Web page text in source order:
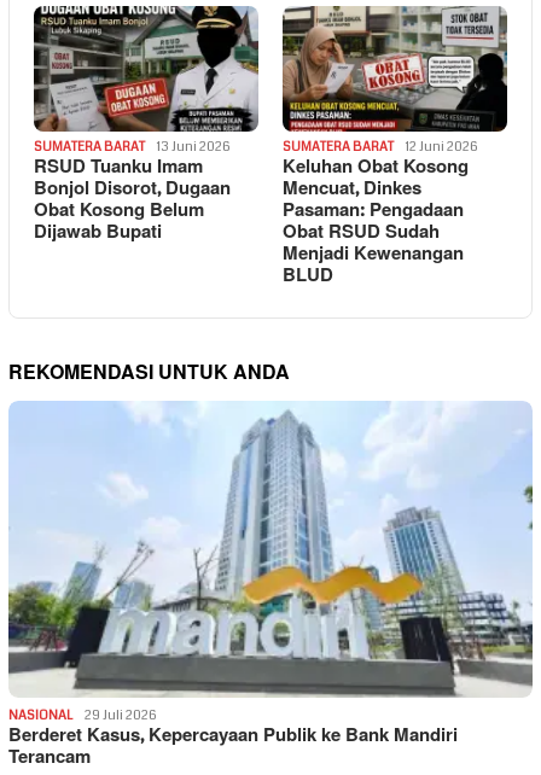
SUMATERA BARAT 13 Juni 2026
RSUD Tuanku Imam
Bonjol Disorot, Dugaan
Obat Kosong Belum
Dijawab Bupati
SUMATERA BARAT 12 Juni 2026
Keluhan Obat Kosong
Mencuat, Dinkes
Pasaman: Pengadaan
Obat RSUD Sudah
Menjadi Kewenangan
BLUD
REKOMENDASI UNTUK ANDA
NASIONAL 29 Juli 2026
Berderet Kasus, Kepercayaan Publik ke Bank Mandiri
Terancam